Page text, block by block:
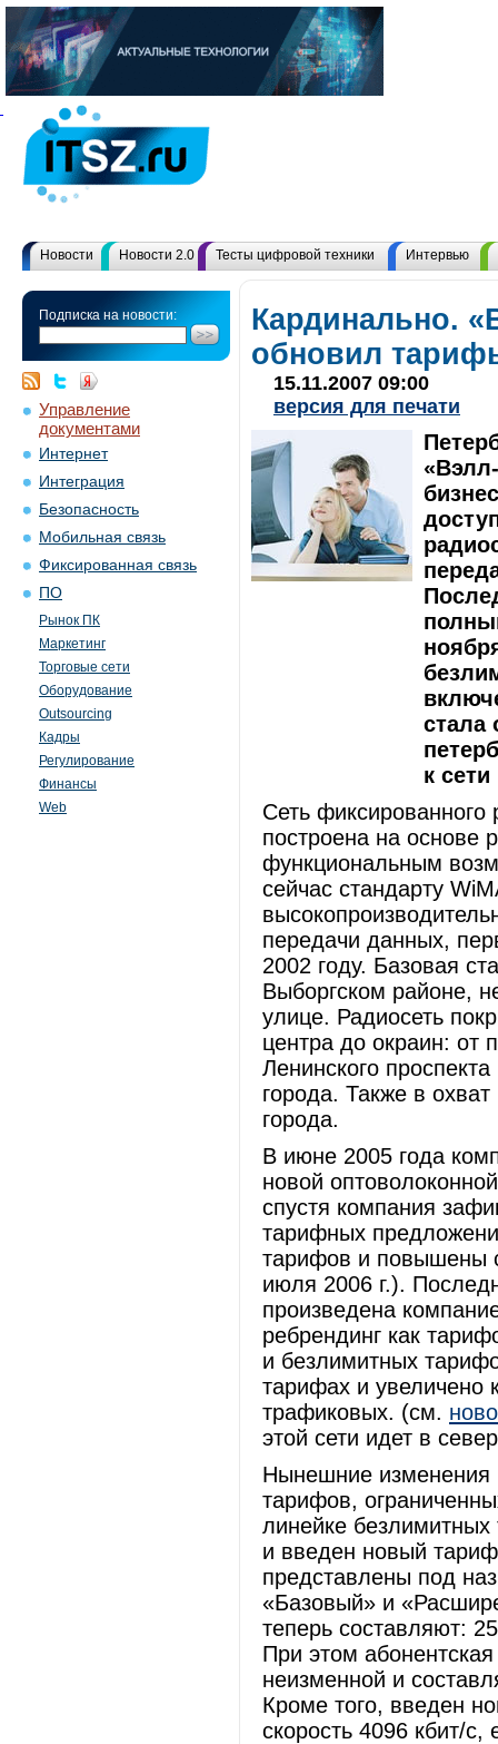
Новости Новости 2.0 Тесты цифровой техники Интервью
Подписка на новости:
Управление
документами
Интернет
Интеграция
Безопасность
Мобильная связь
Фиксированная связь
ПО
Рынок ПК
Маркетинг
Торговые сети
Оборудование
Outsourcing
Кадры
Регулирование
Финансы
Web
Кардинально.
обновил
15.11.2007 09:00
версия для печати
стала
к сети
Сеть
построена на основе
функциональным
сейчас стандарту
передачи данных,
2002 году. Базовая
Выборгском районе,
улице. Радиосеть
центра до окраин: от
Ленинского
города. Также в
города.
В июне 2005 года
новой
спустя компания
тарифных
тарифов и повышены
июля 2006 г.).
произведена
ребрендинг как
и безлимитных
тарифах и увеличено
трафиковых. (см.
этой сети идет в
Нынешние изменения
тарифов,
линейке
и введен новый
представлены под
«Базовый» и
теперь составляют:
При этом
неизменной и
Кроме того, введен
скорость 4096 кбит/с,